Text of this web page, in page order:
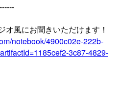
風にお聞きいただけます！
notebook/4900c02e-222b-
3c87-4829-